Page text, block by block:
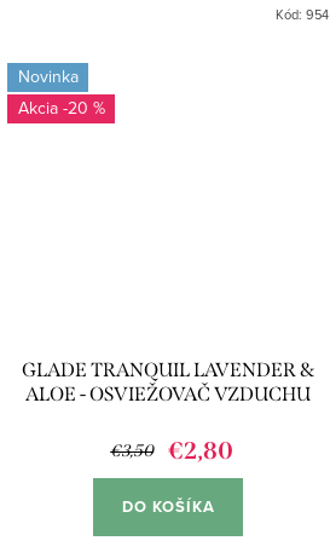
Kód:954
Novinka
-20 %
GLADE TRANQUIL LAVENDER &
ALOE - OSVIEŽOVAČ VZDUCHU
€3,50 €2,80
DO KOŠÍKA